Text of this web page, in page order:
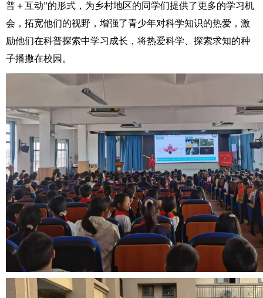
普＋互动”的形式，为乡村地区的同学们提供了更多的学习机
会，拓宽他们的视野，增强了青少年对科学知识的热爱，激
励他们在科普探索中学习成长，将热爱科学、探索求知的种
子播撒在校园。